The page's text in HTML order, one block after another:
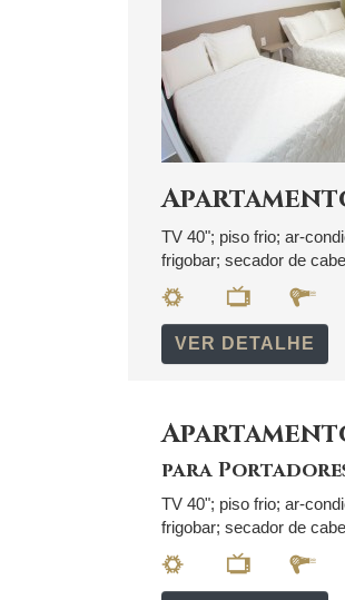
TV 40"; piso frio; ar-
frigobar; secador de
VER DETALHE
para Portadores
TV 40"; piso frio; ar-
frigobar; secador de